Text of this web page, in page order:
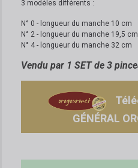
3 modèles différents :
N° 0 - longueur du manche 10 cm
N° 2 - longueur du manche 19,5 cm
N° 4 - longueur du manche 32 cm
Vendu par 1 SET de 3
GÉNÉRAL